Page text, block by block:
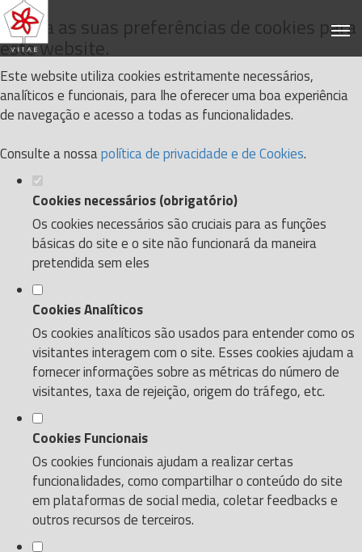
Defina as suas preferências de cookies para
este website.
Este website utiliza cookies estritamente necessários,
analíticos e funcionais, para lhe oferecer uma boa experiência
de navegação e acesso a todas as funcionalidades.
Consulte a nossapolítica de privacidade e de Cookies.
Cookies necessários (obrigatório)
Os cookies necessários são cruciais para as funções
básicas do site e o site não funcionará da maneira
pretendida sem eles
Cookies Analíticos
Os cookies analíticos são usados para entender como os
visitantes interagem com o site. Esses cookies ajudam a
fornecer informações sobre as métricas do número de
visitantes, taxa de rejeição, origem do tráfego, etc.
Cookies Funcionais
Os cookies funcionais ajudam a realizar certas
funcionalidades, como compartilhar o conteúdo do site
em plataformas de social media, coletar feedbacks e
outros recursos de terceiros.